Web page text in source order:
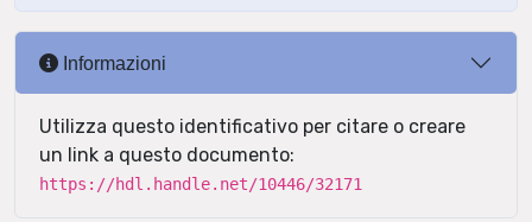
Informazioni
Utilizza questo identificativo per citare o creare
un link a questo documento:
https://hdl.handle.net/10446/32171